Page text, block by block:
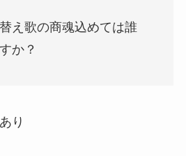
え歌の商魂込めては誰
か？
り